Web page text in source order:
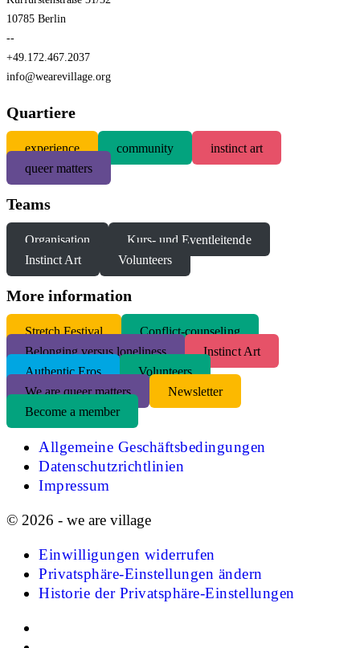
10785 Berlin
--
+49.172.467.2037
info@wearevillage.org
Quartiere
experience community
instinct art
queer matters
Teams
Organisation
Kurs- und Eventleitende
Instinct Art
Volunteers
More information
Stretch Festival
Conflict-counseling
Belonging versus loneliness
Instinct Art
Authentic Eros
Volunteers
We are queer matters
Newsletter
Become a member
Allgemeine Geschäftsbedingungen
Datenschutzrichtlinien
Impressum
© 2026 - we are village
Einwilligungen widerrufen
Privatsphäre-Einstellungen ändern
Historie der Privatsphäre-Einstellungen